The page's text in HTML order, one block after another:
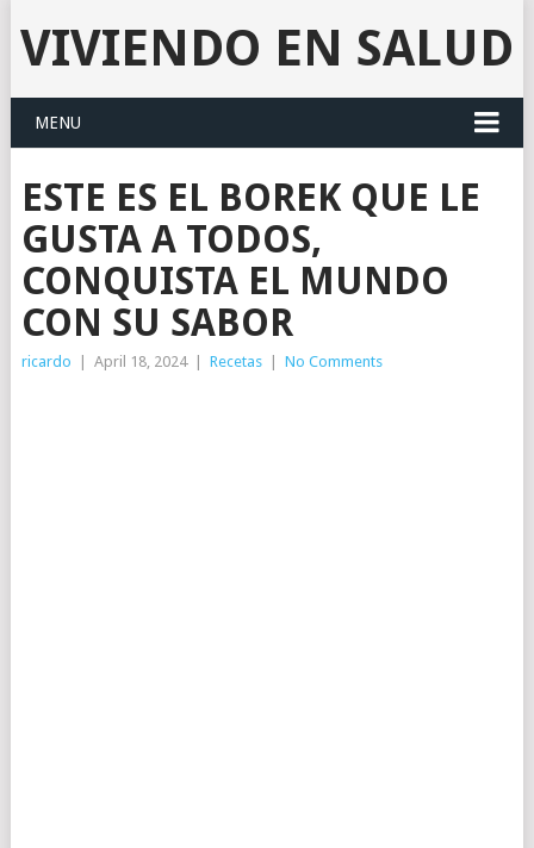
VIVIENDO EN SALUD
MENU
ESTE ES EL BOREK QUE LE
GUSTA A TODOS,
CONQUISTA EL MUNDO
CON SU SABOR
ricardo April 18, 2024 Recetas No Comments